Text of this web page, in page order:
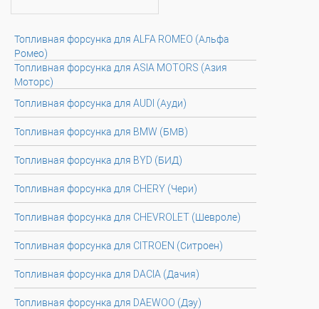
Топливная форсунка для ALFA ROMEO (Альфа
Ромео)
Топливная форсунка для ASIA MOTORS (Азия
Моторс)
Топливная форсунка для AUDI (Ауди)
Топливная форсунка для BMW (БМВ)
Топливная форсунка для BYD (БИД)
Топливная форсунка для CHERY (Чери)
Топливная форсунка для CHEVROLET (Шевроле)
Топливная форсунка для CITROEN (Ситроен)
Топливная форсунка для DACIA (Дачия)
Топливная форсунка для DAEWOO (Дэу)